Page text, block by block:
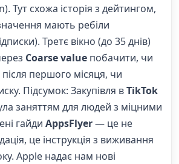
Тут схожа історія з дейтингом,
мають ребіли
Третє вікно (до 35 днів)
Coarse value побачити, чи
першого місяця, чи
Підсумок: Закупівля вTikTok
заняттям для людей з міцними
гайди AppsFlyer— це не
це інструкція з виживання
Apple надає нам нові